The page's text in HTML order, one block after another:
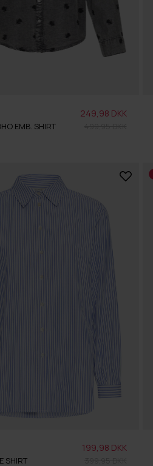
EMB. SHIRT
249,98 DKK
SHIRT
199,98 DKK